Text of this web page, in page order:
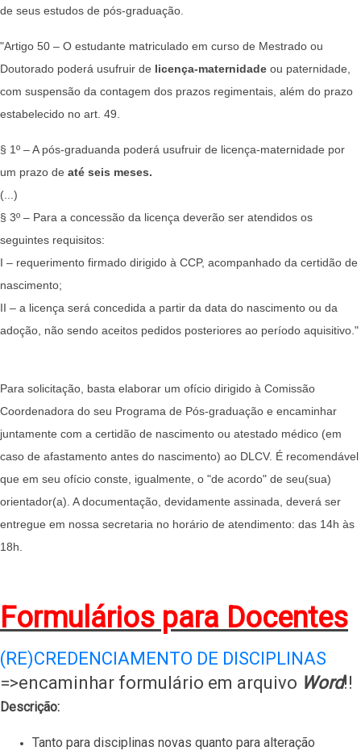
de seus estudos de pós-graduação.
"Artigo 50 – O estudante matriculado em curso de Mestrado ou
Doutorado poderá usufruir de licença-maternidade ou paternidade,
com suspensão da contagem dos prazos regimentais, além do prazo
estabelecido no art. 49.
§ 1º – A pós-graduanda poderá usufruir de licença-maternidade por
um prazo de até seis meses.
(...)
§ 3º – Para a concessão da licença deverão ser atendidos os
seguintes requisitos:
I – requerimento firmado dirigido à CCP, acompanhado da certidão de
nascimento;
II – a licença será concedida a partir da data do nascimento ou da
adoção, não sendo aceitos pedidos posteriores ao período aquisitivo."
Para solicitação, basta elaborar um ofício dirigido à Comissão
Coordenadora do seu Programa de Pós-graduação e encaminhar
juntamente com a certidão de nascimento ou atestado médico (em
caso de afastamento antes do nascimento) ao DLCV. É recomendável
que em seu ofício conste, igualmente, o "de acordo" de seu(sua)
orientador(a). A documentação, devidamente assinada, deverá ser
entregue em nossa secretaria no horário de atendimento: das 14h às
18h.
Formulários para Docentes
(RE)CREDENCIAMENTO DE DISCIPLINAS
=>encaminhar formulário em arquivo Word!!
Descrição:
Tanto para disciplinas novas quanto para alteração